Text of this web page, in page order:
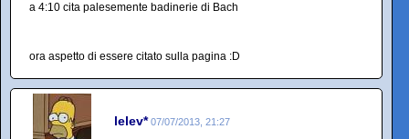
a 4:10 cita palesemente badinerie di Bach
ora aspetto di essere citato sulla pagina :D
lelev* 07/07/2013, 21:27